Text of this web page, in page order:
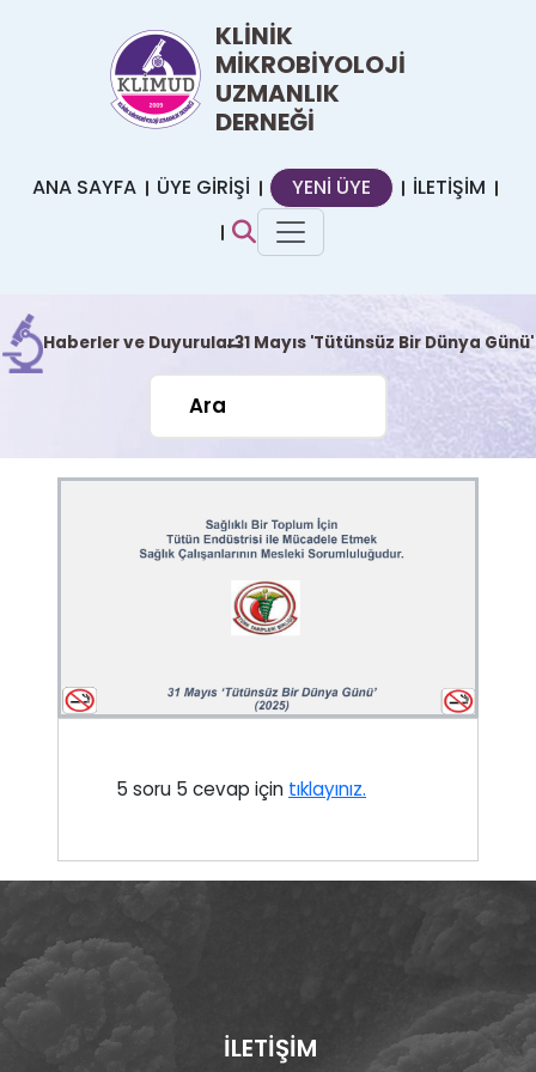
KLİNİK
MİKROBİYOLOJİ
UZMANLIK
DERNEĞİ
ANA SAYFA ÜYE GİRİŞİ YENİ ÜYE İLETİŞİM
Haberler ve Duyurular|31 Mayıs 'Tütünsüz Bir Dünya Günü'
5 soru 5 cevap için tıklayınız.
İLETİŞİM